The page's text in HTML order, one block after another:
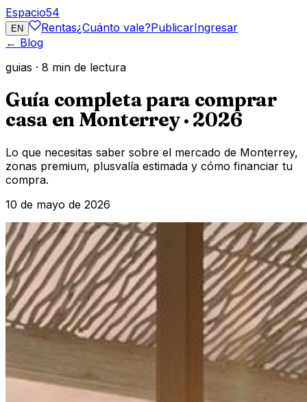
Espacio54
EN Rentas¿Cuánto vale?PublicarIngresar
← Blog
guias · 8 min de lectura
Guía completa para comprar
casa en Monterrey · 2026
Lo que necesitas saber sobre el mercado de Monterrey,
zonas premium, plusvalía estimada y cómo financiar tu
compra.
10 de mayo de 2026